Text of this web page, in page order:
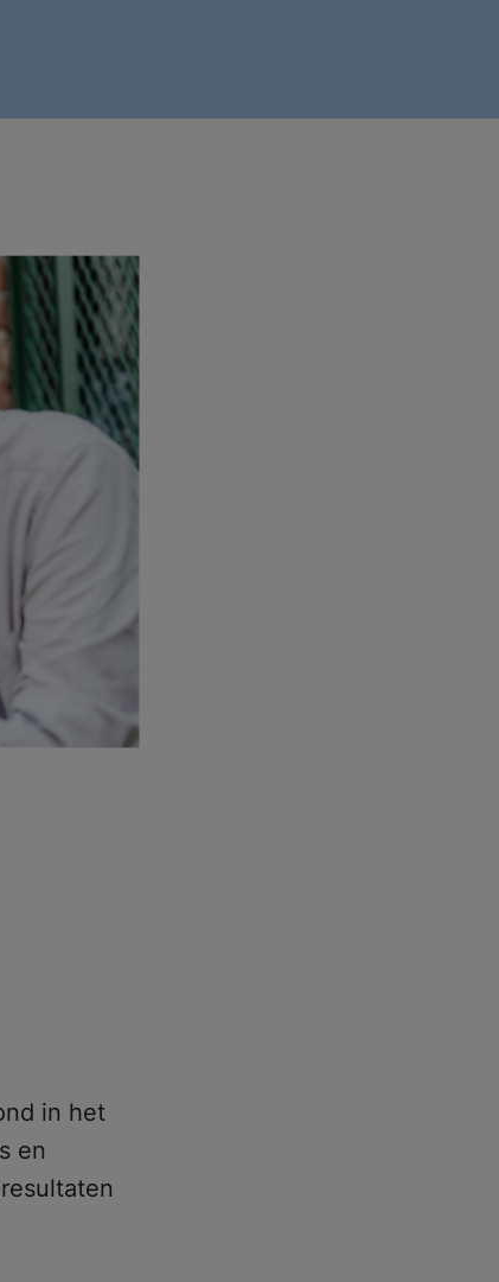
in het
en